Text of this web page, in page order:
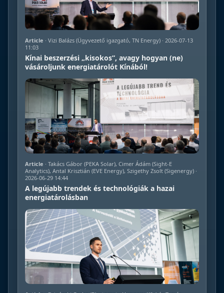
Article · Vizi Balázs (Ügyvezető igazgató, TN Energy) · 2026-07-13
11:03
Kínai beszerzési „kisokos”, avagy hogyan (ne)
vásároljunk energiatárolót Kínából!
Article · Takács Gábor (PEKA Solar), Cimer Ádám (Sight-E
Analytics), Antal Krisztián (EVE Energy), Szigethy Zsolt (Sigenergy) ·
2026-06-29 14:44
A legújabb trendek és technológiák a hazai
energiatárolásban